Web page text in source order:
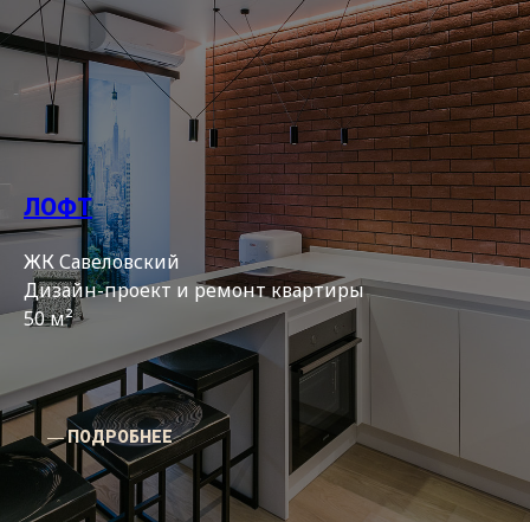
ЛОФТ
ЖК Савеловский
Дизайн-проект и ремонт квартиры
50 м²
― ПОДРОБНЕЕ